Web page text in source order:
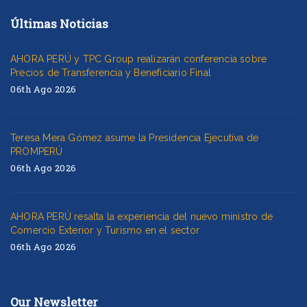
Últimas Noticias
AHORA PERÚ y TPC Group realizarán conferencia sobre
Precios de Transferencia y Beneficiario Final
06th Ago 2026
Teresa Mera Gómez asume la Presidencia Ejecutiva de
PROMPERÚ
06th Ago 2026
AHORA PERÚ resalta la experiencia del nuevo ministro de
Comercio Exterior y Turismo en el sector
06th Ago 2026
Our Newsletter